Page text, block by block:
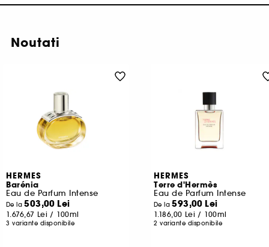
Noutati
HERMES
Barénia
Eau de Parfum Intense
De la503,00 Lei
1.676,67 Lei / 100ml
3 variante disponibile
HERMES
Terre d'Hermès
Eau de Parfum Intense
De la593,00 Lei
1.186,00 Lei / 100ml
2 variante disponibile